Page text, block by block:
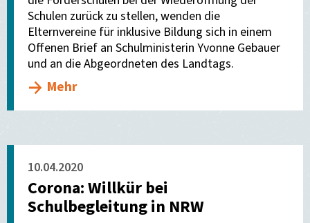
Schulen zurück zu stellen, wenden die
Elternvereine für inklusive Bildung sich in einem
Offenen Brief an Schulministerin Yvonne Gebauer
und an die Abgeordneten des Landtags.
Mehr
10.04.2020
Corona: Willkür bei
Schulbegleitung in NRW